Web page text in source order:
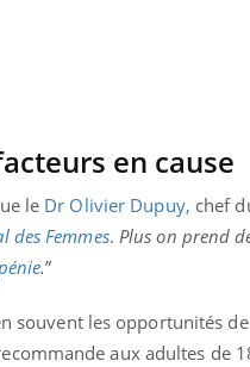
en cause
le Dr Olivier Dupuy, chef
des Femmes. Plus on prend
.”
souvent les opportunités
aux adultes de